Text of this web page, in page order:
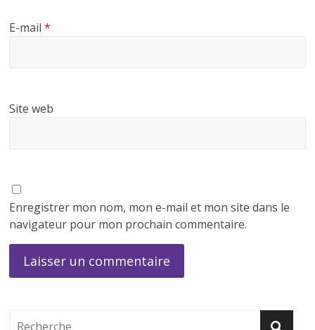
E-mail*
Site web
Enregistrer mon nom, mon e-mail et mon site dans le
navigateur pour mon prochain commentaire.